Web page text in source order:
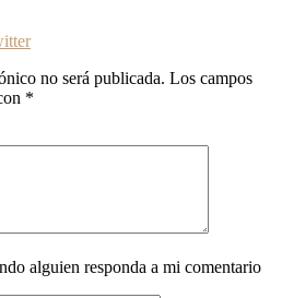
no será publicada. Los campos
*
alguien responda a mi comentario